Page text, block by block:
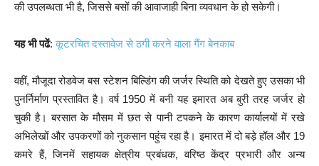
की उपलब्धता भी है, जिससे बसों की आवाजाही बिना व्यवधान के हो सकेगी।
यह भी पढें:कूटरचित दस्तावेज से ठगी करने वाला गैंग बेनकाब
वहीं, मौजूदा रोडवेज बस स्टेशन बिल्डिंग की जर्जर स्थिति को देखते हुए उसका भी
पुनर्निर्माण प्रस्तावित है। वर्ष 1950 में बनी यह इमारत अब बुरी तरह जर्जर हो
चुकी है। बरसात के मौसम में छत से पानी टपकने के कारण कार्यालयों में रखे
अभिलेखों और उपकरणों को नुकसान पहुंच रहा है। इमारत में दो बड़े हॉल और 19
कमरे हैं, जिनमें सहायक क्षेत्रीय प्रबंधक, वरिष्ठ केंद्र प्रभारी और अन्य